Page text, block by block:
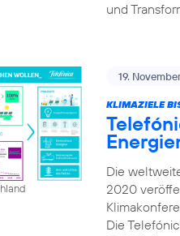
und
19.
KLIMAZIELE
Die
2020
Die